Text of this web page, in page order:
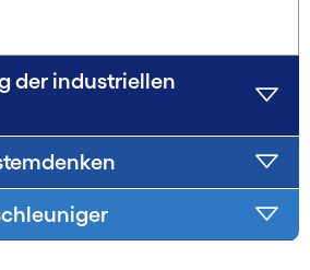
der industriellen